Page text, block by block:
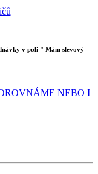
v poli " Mám slevový